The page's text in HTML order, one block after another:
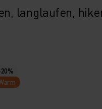
langlaufen,